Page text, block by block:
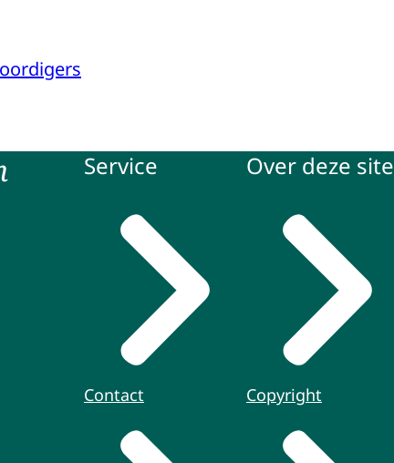
Service
Contact
Over deze site
Copyright